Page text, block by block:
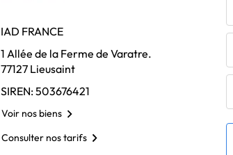
IAD FRANCE
1 Allée de la Ferme de Varatre.
77127 Lieusaint
SIREN: 503676421
Voir nos biens
Consulter nos tarifs